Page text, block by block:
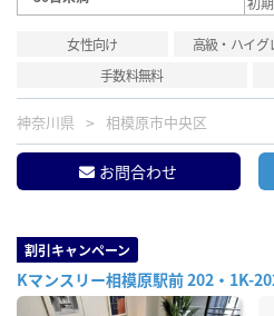
女性向け 高級・ハイグ
手数料無料
神奈川県 相模原市中央区
お問合わせ
割引キャンペーン
Kマンスリー相模原駅前 202・1K-